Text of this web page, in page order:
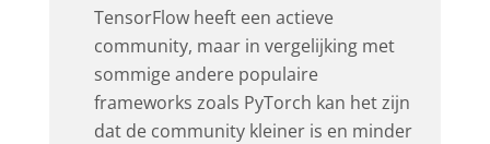
TensorFlow heeft een actieve
community, maar in vergelijking met
sommige andere populaire
frameworks zoals PyTorch kan het zijn
dat de community kleiner is en minder